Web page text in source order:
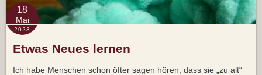
18
Mai
2023
Etwas Neues lernen
Ich habe Menschen schon öfter sagen hören, dass sie „zu alt“